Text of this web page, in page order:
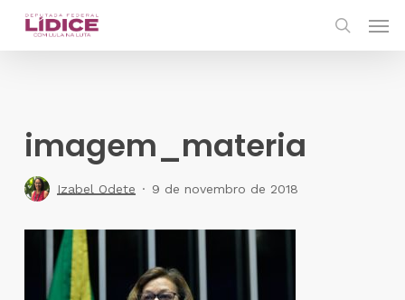
Skip
imagem_materia
Izabel Odete 9 de novembro de 2018